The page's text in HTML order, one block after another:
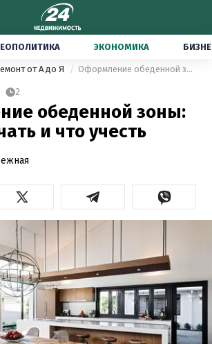
ЭКОНОМИКА
от А до Я Оформление обеденной зоны: с чего начать и что учесть
2
обеденной зоны:
и что учесть